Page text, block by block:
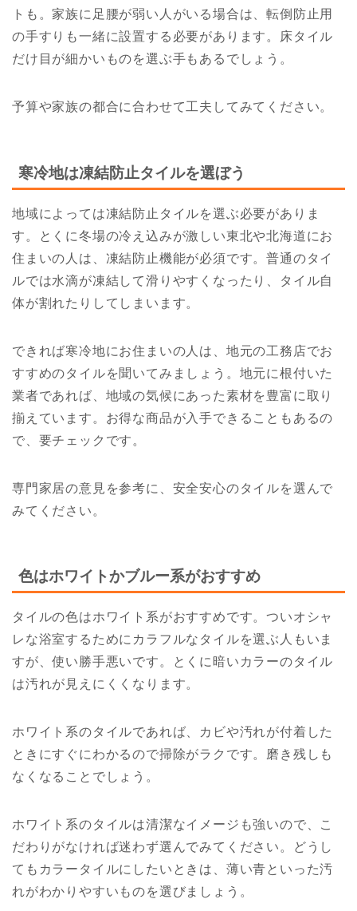
トも。家族に足腰が弱い人がいる場合は、転倒防止用
の手すりも一緒に設置する必要があります。床タイル
だけ目が細かいものを選ぶ手もあるでしょう。
予算や家族の都合に合わせて工夫してみてください。
寒冷地は凍結防止タイルを選ぼう
地域によっては凍結防止タイルを選ぶ必要がありま
す。とくに冬場の冷え込みが激しい東北や北海道にお
住まいの人は、凍結防止機能が必須です。普通のタイ
ルでは水滴が凍結して滑りやすくなったり、タイル自
体が割れたりしてしまいます。
できれば寒冷地にお住まいの人は、地元の工務店でお
すすめのタイルを聞いてみましょう。地元に根付いた
業者であれば、地域の気候にあった素材を豊富に取り
揃えています。お得な商品が入手できることもあるの
で、要チェックです。
専門家居の意見を参考に、安全安心のタイルを選んで
みてください。
色はホワイトかブルー系がおすすめ
タイルの色はホワイト系がおすすめです。ついオシャ
レな浴室するためにカラフルなタイルを選ぶ人もいま
すが、使い勝手悪いです。とくに暗いカラーのタイル
は汚れが見えにくくなります。
ホワイト系のタイルであれば、カビや汚れが付着した
ときにすぐにわかるので掃除がラクです。磨き残しも
なくなることでしょう。
ホワイト系のタイルは清潔なイメージも強いので、こ
だわりがなければ迷わず選んでみてください。どうし
てもカラータイルにしたいときは、薄い青といった汚
れがわかりやすいものを選びましょう。